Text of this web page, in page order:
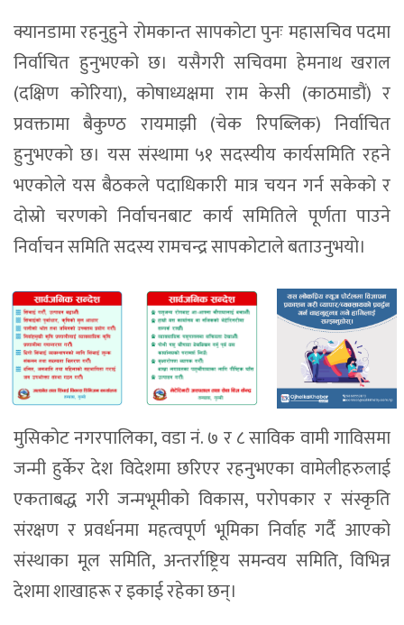
क्यानडामा रहनुहुने रोमकान्त सापकोटा पुनः महासचिव पदमा
निर्वाचित हुनुभएको छ। यसैगरी सचिवमा हेमनाथ खराल
(दक्षिण कोरिया), कोषाध्यक्षमा राम केसी (काठमाडौं) र
प्रवक्तामा बैकुण्ठ रायमाझी (चेक रिपब्लिक) निर्वाचित
हुनुभएको छ। यस संस्थामा ५१ सदस्यीय कार्यसमिति रहने
भएकोले यस बैठकले पदाधिकारी मात्र चयन गर्न सकेको र
दोस्रो चरणको निर्वाचनबाट कार्य समितिले पूर्णता पाउने
निर्वाचन समिति सदस्य रामचन्द्र सापकोटाले बताउनुभयो।
मुसिकोट नगरपालिका, वडा नं. ७ र ८ साविक वामी गाविसमा
जन्मी हुर्केर देश विदेशमा छरिएर रहनुभएका वामेलीहरुलाई
एकताबद्ध गरी जन्मभूमीको विकास, परोपकार र संस्कृति
संरक्षण र प्रवर्धनमा महत्वपूर्ण भूमिका निर्वाह गर्दै आएको
संस्थाका मूल समिति, अन्तर्राष्ट्रिय समन्वय समिति, विभिन्न
देशमा शाखाहरू र इकाई रहेका छन्।